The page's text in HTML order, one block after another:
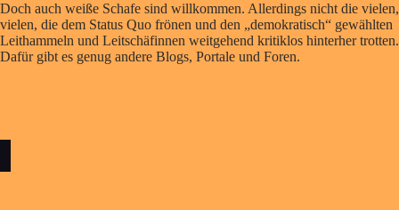
Doch auch weiße Schafe sind willkommen. Allerdings nicht die vielen,
vielen, die dem Status Quo frönen und den „demokratisch“ gewählten
Leithammeln und Leitschäfinnen weitgehend kritiklos hinterher trotten.
Dafür gibt es genug andere Blogs, Portale und Foren.